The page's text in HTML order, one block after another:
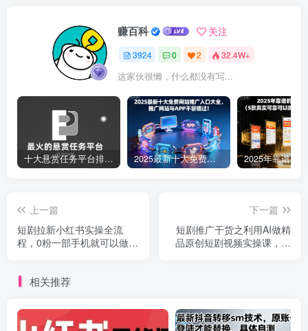
赚百科 关注
3924 0 2 32.4W+
这家伙很懒，什么都没有写...
十大悬赏任务平台排行榜（全网最好的悬赏任务平台） 2025最新十大免费网站推广入口大全，推广网站与APP不容错过！
上一篇
短剧拉新小红书实操全流
程，0粉一部手机就可以做，
下一篇
短剧推广干货之利用AI做精
品原创短剧视频实操课，小
相关推荐